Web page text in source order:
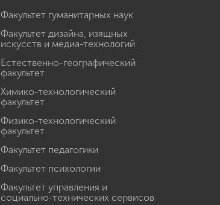
Факультет гуманитарных наук
Факультет дизайна, изящных
искусств и медиа-технологий
Естественно-географический
факультет
Химико-технологический
факультет
Физико-технологический
факультет
Факультет педагогики
Факультет психологии
Факультет управления и
социально-технических сервисов